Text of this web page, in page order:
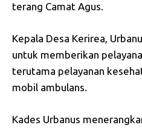
terang Camat Agus.
Kepala Desa Kerirea,
untuk memberikan
terutama pelayanan
mobil ambulans.
Kades Urbanus